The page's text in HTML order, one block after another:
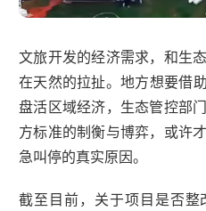
文旅开发的经济需求，和生
在天然的拉扯。地方想要借
盘活区域经济，生态管控部
方标准的制衡与博弈，或许
急叫停的真实原因。
截至目前，关于项目是否